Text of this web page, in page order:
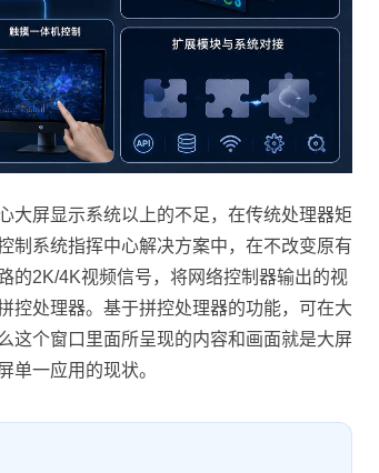
大屏显示系统以上的不足，在传统处理器矩
制系统指挥中心解决方案中，在不改变原有
的2K/4K视频信号，将网络控制器输出的视
控处理器。基于拼控处理器的功能，可在大
这个窗口里面所呈现的内容和画面就是大屏
单一应用的现状。